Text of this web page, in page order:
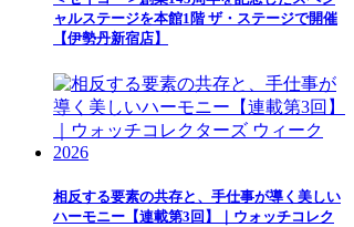
ャルステージを本館1階 ザ・ステージで開催
【伊勢丹新宿店】
相反する要素の共存と、手仕事が導く美しい
ハーモニー【連載第3回】｜ウォッチコレク